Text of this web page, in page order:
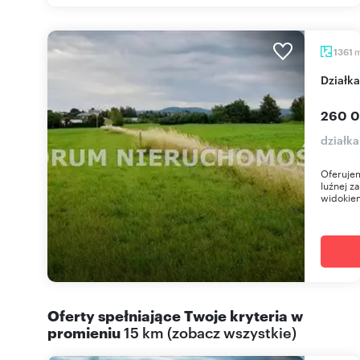
1361
260
luźnej
Oferty spełniające Twoje kryteria w
promieniu15 km (zobacz wszystkie)